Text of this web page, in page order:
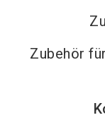
Zubehör